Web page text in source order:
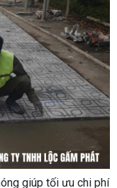
giúp tối ưu chi phí